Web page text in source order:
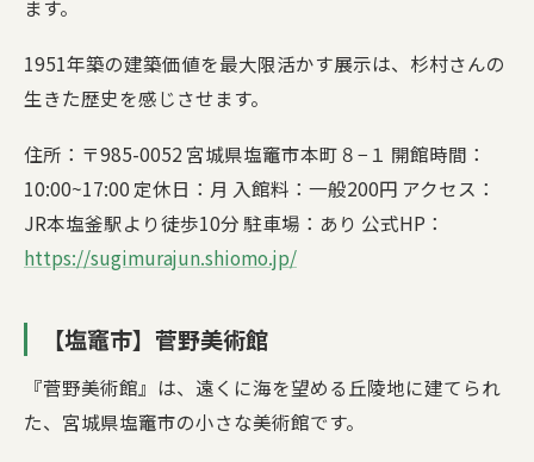
ます。
1951年築の建築価値を最大限活かす展示は、杉村さんの
生きた歴史を感じさせます。
住所：〒985-0052 宮城県塩竈市本町８−１ 開館時間：
10:00~17:00 定休日：月 入館料：一般200円 アクセス：
JR本塩釜駅より徒歩10分 駐車場：あり 公式HP：
https://sugimurajun.shiomo.jp/
【塩竈市】菅野美術館
『菅野美術館』は、遠くに海を望める丘陵地に建てられ
た、宮城県塩竈市の小さな美術館です。